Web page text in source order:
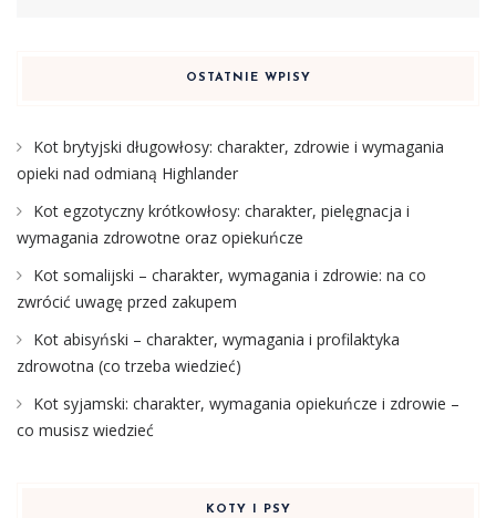
OSTATNIE WPISY
Kot brytyjski długowłosy: charakter, zdrowie i wymagania
opieki nad odmianą Highlander
Kot egzotyczny krótkowłosy: charakter, pielęgnacja i
wymagania zdrowotne oraz opiekuńcze
Kot somalijski – charakter, wymagania i zdrowie: na co
zwrócić uwagę przed zakupem
Kot abisyński – charakter, wymagania i profilaktyka
zdrowotna (co trzeba wiedzieć)
Kot syjamski: charakter, wymagania opiekuńcze i zdrowie –
co musisz wiedzieć
KOTY I PSY